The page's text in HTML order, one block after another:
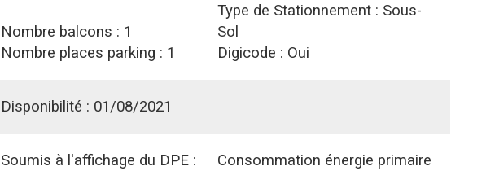
Nombre balcons : 1
Type de Stationnement : Sous-
Sol
Nombre places parking : 1 Digicode : Oui
Disponibilité : 01/08/2021
Soumis à l'affichage du DPE :
Consommation énergie primaire